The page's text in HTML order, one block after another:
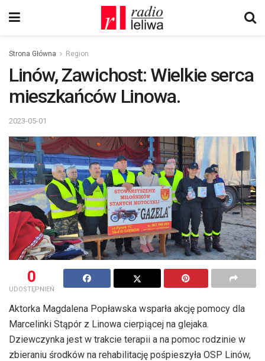
Strona Główna Region
Linów, Zawichost: Wielkie serca
mieszkańców Linowa.
2023-05-01
0
UDOSTĘPNIEŃ
Aktorka Magdalena Popławska wsparła akcję pomocy dla
Marcelinki Stąpór z Linowa cierpiącej na glejaka.
Dziewczynka jest w trakcie terapii a na pomoc rodzinie w
zbieraniu środków na rehabilitację pośpieszyła OSP Linów,